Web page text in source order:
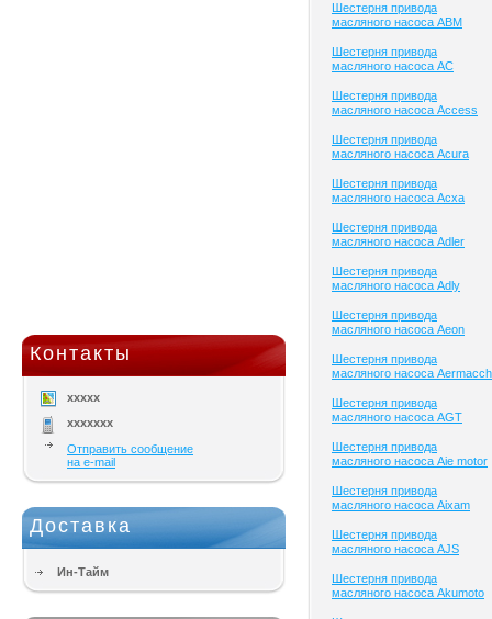
Контакты
xxxxx
xxxxxxx
Отправить сообщение
на e-mail
Доставка
Ин-Тайм
Шестерня привода
масляного насоса ABM
Шестерня привода
масляного насоса AC
Шестерня привода
масляного насоса Access
Шестерня привода
масляного насоса Acura
Шестерня привода
масляного насоса Acxa
Шестерня привода
масляного насоса Adler
Шестерня привода
масляного насоса Adly
Шестерня привода
масляного насоса Aeon
Шестерня привода
масляного насоса
Шестерня привода
масляного насоса AGT
Шестерня привода
масляного насоса Aie motor
Шестерня привода
масляного насоса Aixam
Шестерня привода
масляного насоса AJS
Шестерня привода
масляного насоса Akumoto